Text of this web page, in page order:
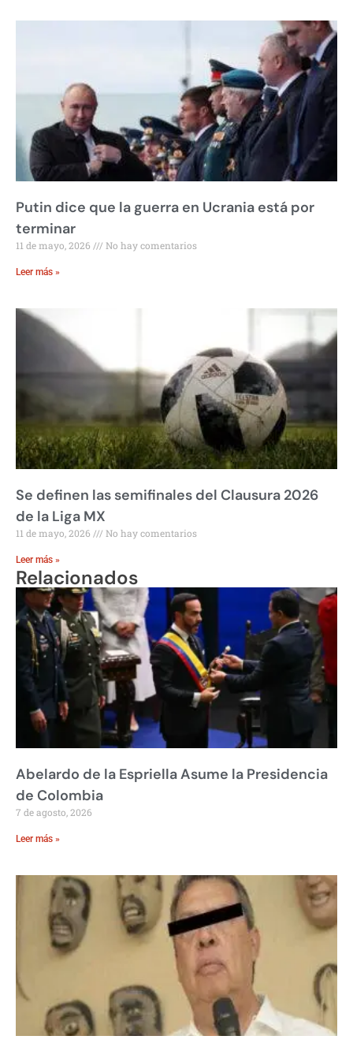
Putin dice que la guerra en Ucrania está por
terminar
11 de mayo, 2026 No hay comentarios
Leer más »
Se definen las semifinales del Clausura 2026
de la Liga MX
11 de mayo, 2026 No hay comentarios
Leer más »
Relacionados
Abelardo de la Espriella Asume la Presidencia
de Colombia
7 de agosto, 2026
Leer más »